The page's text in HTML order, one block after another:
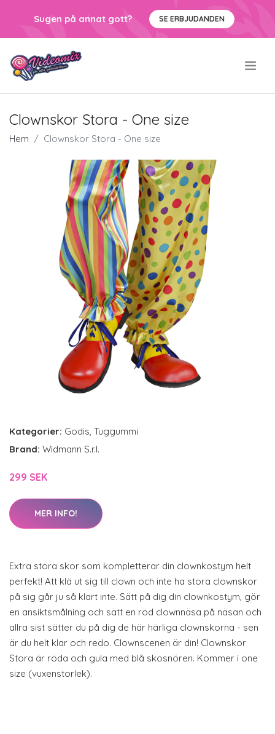
Sugen på annat gott? SE ERBJUDANDEN
Clownskor Stora - One size
Hem Clownskor Stora - One size
Kategorier: Godis, Tuggummi
Brand: Widmann S.r.l.
299 SEK
MER INFO!
Extra stora skor som kompletterar din clownkostym helt
perfekt! Att klä ut sig till clown och inte ha stora clownskor
på sig går ju så klart inte. Sätt på dig din clownkostym, gör
en ansiktsmålning och sätt en röd clownnäsa på näsan och
allra sist sätter du på dig de här härliga clownskorna - sen
är du helt klar och redo. Clownscenen är din! Clownskor
Stora är röda och gula med blå skosnören. Kommer i one
size (vuxenstorlek).